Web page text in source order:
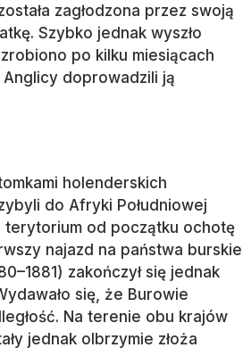
zagłodzona przez swoją
Szybko jednak wyszło
po kilku miesiącach
doprowadzili ją
holenderskich
do Afryki Południowej
terytorium od początku ochotę
najazd na państwa burskie
zakończył się jednak
się, że Burowie
Na terenie obu krajów
jednak olbrzymie złoża